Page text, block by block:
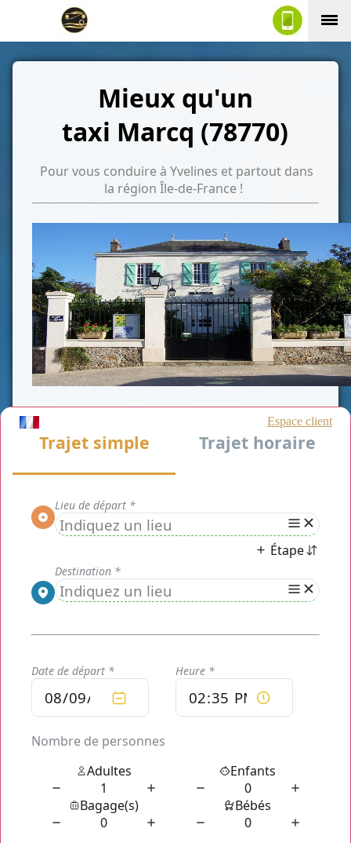
Mieux qu'un
taxi Marcq (78770)
Pour vous conduire à Yvelines et partout dans
la région Île-de-France !
CLASSE AFFAIRE